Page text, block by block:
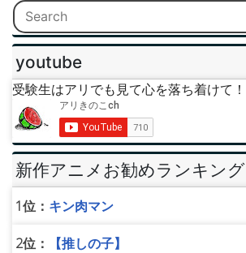
youtube
受験生はアリでも見て心を落ち着けて！
新作アニメお勧めランキング
1位： キン肉マン
2位： 【推しの子】